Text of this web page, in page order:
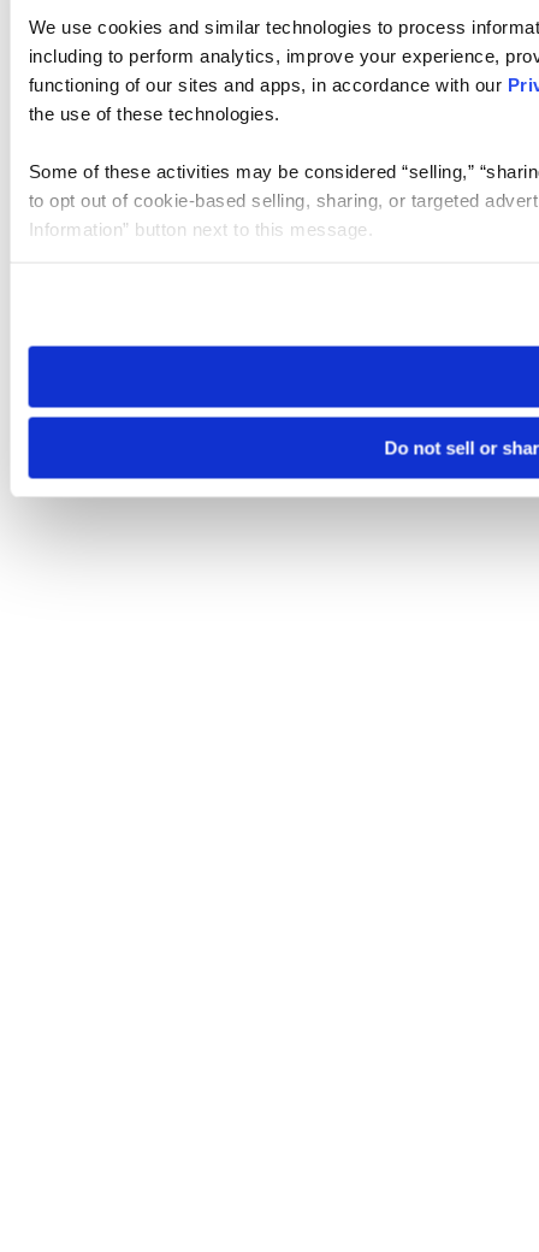
We use cookies and similar technologies to process
including to perform analytics, improve your experience,
functioning of our sites and apps, in accordance with our
the use of these technologies.
Some of these activities may be considered “selling,”
to opt out of cookie-based selling, sharing, or targeted
Information” button next to this message.
need to be set again.
Do not sell or